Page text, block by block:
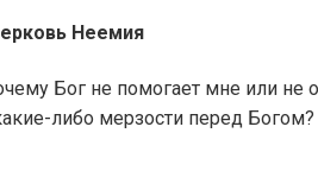
Неемия
Бог не помогает мне или не
либо мерзости перед Богом?